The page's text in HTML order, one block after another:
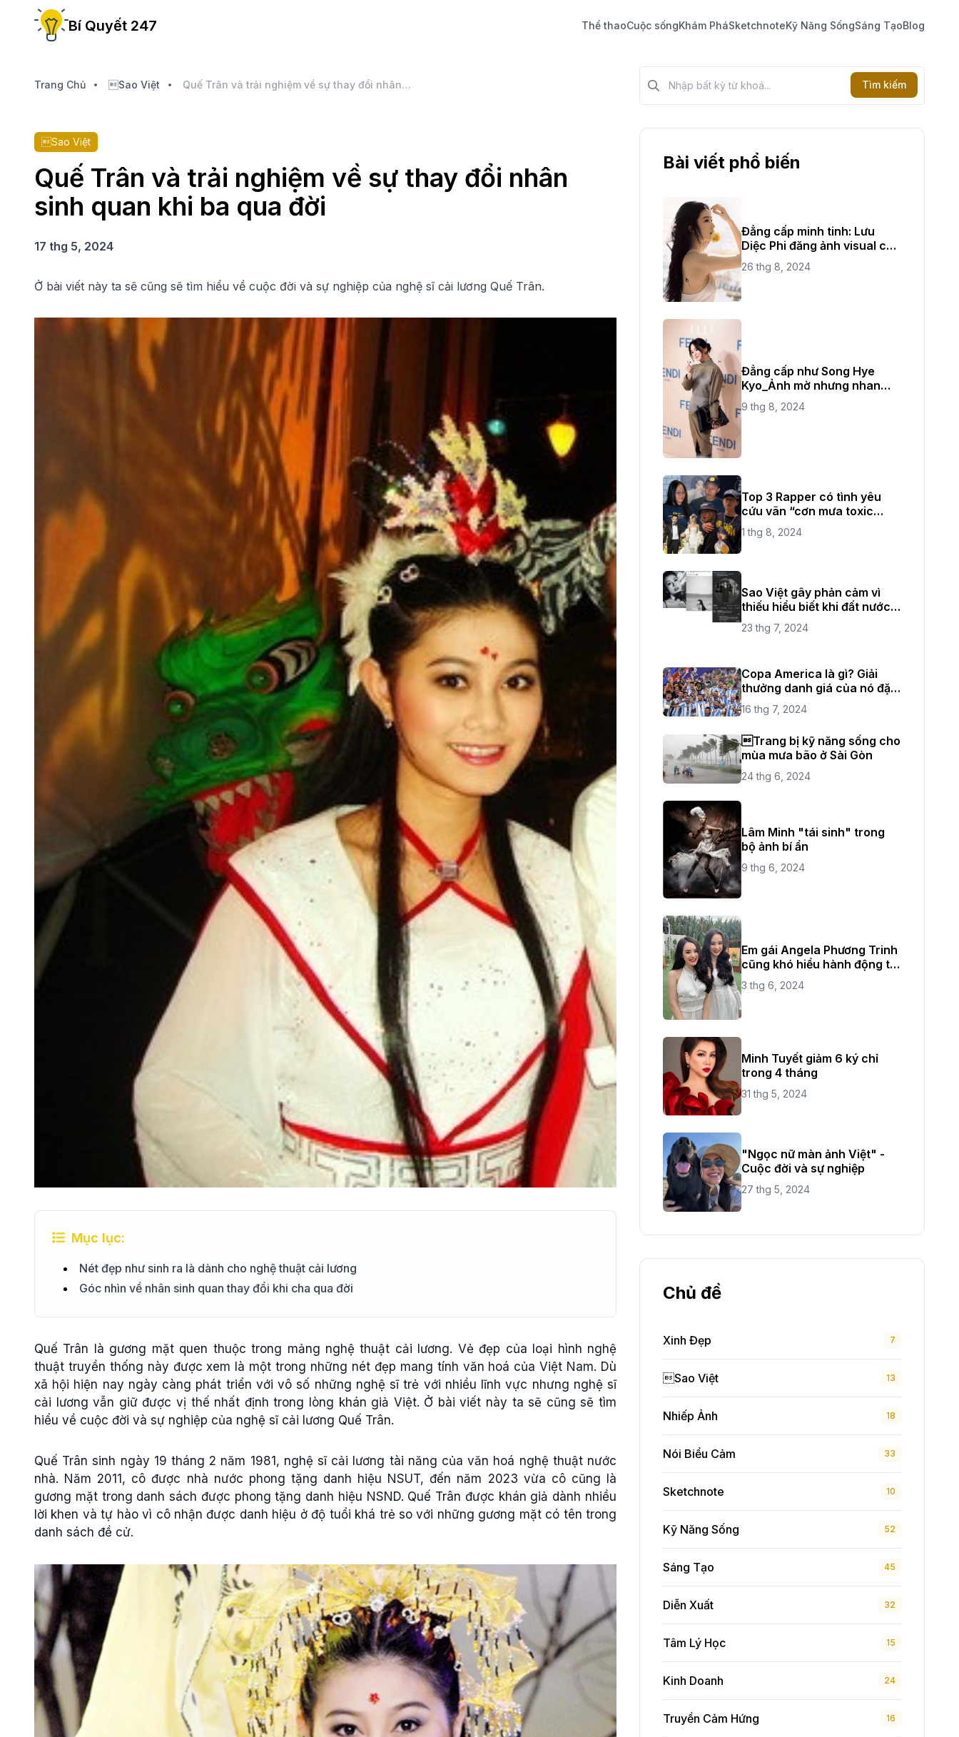
Bí Quyết 247 Thể thaoCuộc sốngKhám PháSketchnoteKỹ Năng SốngSáng TạoBlog
Trang Chủ Sao Việt Quế Trân và trải nghiệm về sự thay đổi nhân sinh quan khi ba qua đời
Sao Việt
Quế Trân và trải nghiệm về sự thay đổi nhân
sinh quan khi ba qua đời
17 thg 5, 2024
Ở bài viết này ta sẽ cũng sẽ tìm hiểu về cuộc đời và sự nghiệp của nghệ sĩ cải lương Quế Trân.
Mục lục:
Nét đẹp như sinh ra là dành cho nghệ thuật cải lương
Góc nhìn về nhân sinh quan thay đổi khi cha qua đời
Quế Trân là gương mặt quen thuộc trong mảng nghệ thuật cải lương. Vẻ đẹp của loại hình nghệ
thuật truyền thống này được xem là một trong những nét đẹp mang tính văn hoá của Việt Nam. Dù
xã hội hiện nay ngày càng phát triển với vô số những nghệ sĩ trẻ với nhiều lĩnh vực nhưng nghệ sĩ
cải lương vẫn giữ được vị thế nhất định trong lòng khán giả Việt. Ở bài viết này ta sẽ cũng sẽ tìm
hiểu về cuộc đời và sự nghiệp của nghệ sĩ cải lương Quế Trân.
Quế Trân sinh ngày 19 tháng 2 năm 1981, nghệ sĩ cải lương tài năng của văn hoá nghệ thuật nước
nhà. Năm 2011, cô được nhà nước phong tặng danh hiệu NSUT, đến năm 2023 vừa cô cũng là
gương mặt trong danh sách được phong tặng danh hiệu NSND. Quế Trân được khán giả dành nhiều
lời khen và tự hào vì cô nhận được danh hiệu ở độ tuổi khá trẻ so với những gương mặt có tên trong
danh sách đề cử.
Tìm kiếm?>
Tìm kiếm
Bài viết phổ biến
Đẳng cấp minh tinh: Lưu
Diệc Phi đăng ảnh visual cực
đỉnh
26 thg 8, 2024
Đẳng cấp như Song Hye
Kyo_Ảnh mờ nhưng nhan
sắc không bao giờ mờ
9 thg 8, 2024
Top 3 Rapper có tình yêu
cứu vãn “cơn mưa toxic
love" thời gian vừa qua
1 thg 8, 2024
Sao Việt gây phản cảm vì
thiếu hiểu biết khi đất nước
đang có quốc tang
23 thg 7, 2024
Copa America là gì? Giải
thưởng danh giá của nó đặc
biệt như thế nào?
16 thg 7, 2024
Trang bị kỹ năng sống cho
mùa mưa bão ở Sài Gòn
24 thg 6, 2024
Lâm Minh "tái sinh" trong
bộ ảnh bí ẩn
9 thg 6, 2024
Em gái Angela Phương Trinh
cũng khó hiểu hành động từ
chị ruột
3 thg 6, 2024
Minh Tuyết giảm 6 ký chỉ
trong 4 tháng
31 thg 5, 2024
"Ngọc nữ màn ảnh Việt" -
Cuộc đời và sự nghiệp
27 thg 5, 2024
Chủ đề
Xinh Đẹp 7
Sao Việt 13
Nhiếp Ảnh 18
Nói Biểu Cảm 33
Sketchnote 10
Kỹ Năng Sống 52
Sáng Tạo 45
Diễn Xuất 32
Tâm Lý Học 15
Kinh Doanh 24
Truyền Cảm Hứng 16